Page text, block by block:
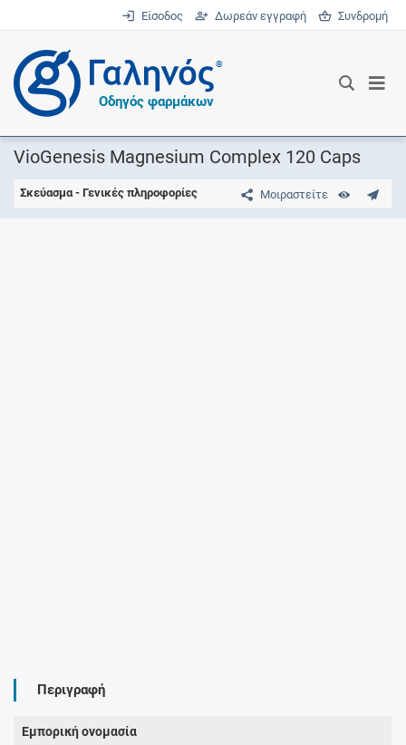
Είσοδος Δωρεάν εγγραφή Συνδρομή
®
Οδηγός φαρμάκων
VioGenesis Magnesium Complex 120 Caps
Μοιραστείτε
Σκεύασμα - Γενικές πληροφορίες
Περιγραφή
Εμπορική ονομασία